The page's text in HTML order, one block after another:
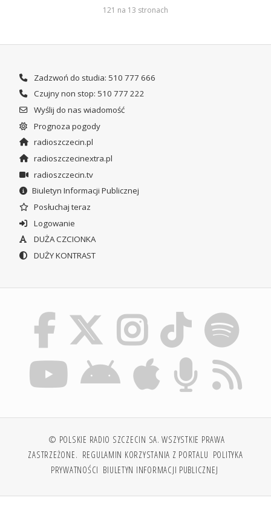
121 na 13 stronach
Zadzwoń do studia: 510 777 666
Czujny non stop: 510 777 222
Wyślij do nas wiadomość
Prognoza pogody
radioszczecin.pl
radioszczecinextra.pl
radioszczecin.tv
Biuletyn Informacji Publicznej
Posłuchaj teraz
Logowanie
DUŻA CZCIONKA
DUŻY KONTRAST
© POLSKIE RADIO SZCZECIN SA. WSZYSTKIE PRAWA
ZASTRZEŻONE. REGULAMIN KORZYSTANIA Z PORTALU POLITYKA
PRYWATNOŚCI BIULETYN INFORMACJI PUBLICZNEJ